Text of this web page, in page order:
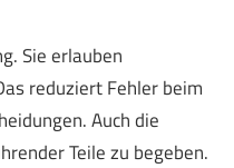
Sie erlauben
reduziert Fehler beim
Auch die
Teile zu begeben.